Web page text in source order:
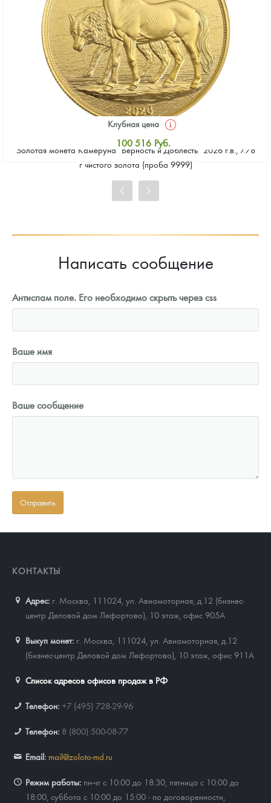
Золотая монета Камеруна "Верность и Доблесть" 2026 г.в., 7.78
г чистого золота (проба 9999)
Клубная цена
100 516 Руб.
Стандартная цена
Цена выкупа
Написать сообщение
Антиспам поле. Его необходимо скрыть через css
Ваше имя
Ваше сообщение
КОНТАКТЫ
Адрес: г. Москва, 111024 ул. Авиамоторная, д.12 (бизнес-
центр Деловой дом Лефортово), 10 этаж, офис 905А
Выкуп монет: г. Москва, 111024, ул. Авиамоторная, д.12
(бизнес-центр Деловой дом Лефортово), 10 этаж, офис 911А
Список адресов офисов продаж в РФ
Телефон: +7 (495) 728-29-96
Телефон: 8 (800) 500-08-77
Email: mail@zoloto-md.ru
Режим работы: пн-чт с 10:00 до 18:30, пятница с 10:00 до
18:00, суббота с 10:00 до 15:00 - по договоренности,